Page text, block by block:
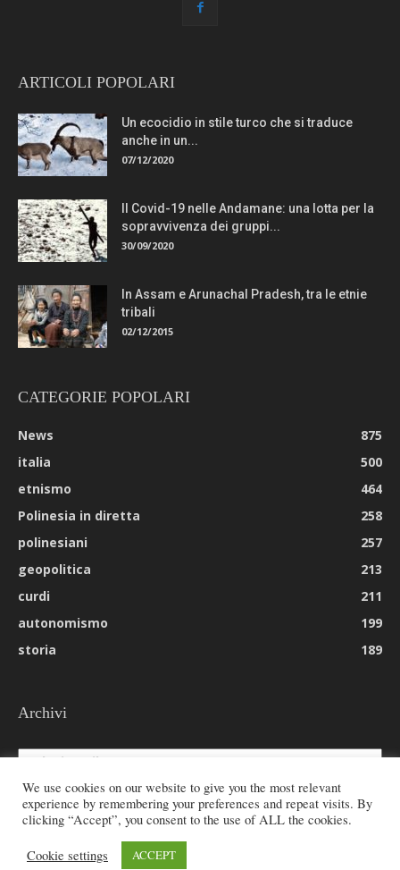
ARTICOLI POPOLARI
Un ecocidio in stile turco che si traduce
anche in un...
07/12/2020
Il Covid-19 nelle Andamane: una lotta per la
sopravvivenza dei gruppi...
30/09/2020
In Assam e Arunachal Pradesh, tra le etnie
tribali
02/12/2015
CATEGORIE POPOLARI
News
875
italia
500
etnismo
464
Polinesia in diretta
258
polinesiani
257
geopolitica
213
curdi
211
autonomismo
199
storia
189
Archivi
Archivi
© 2026 All rights reserved - Etnie -
We use cookies on our website to give you the most relevant
experience by remembering your preferences and repeat visits. By
clicking “Accept”, you consent to the use of ALL the cookies.
Cookie settings ACCEPT